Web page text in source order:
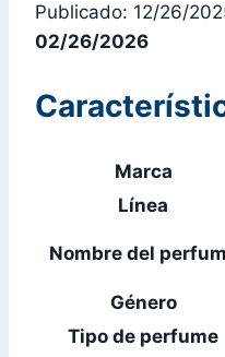
Publicado: 12/26/
02/26/2026
Marca
Línea
Nombre del
Género
Tipo de perfume